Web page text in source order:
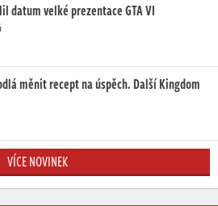
datum velké prezentace GTA VI
měnit recept na úspěch. Další Kingdom
VÍCE NOVINEK